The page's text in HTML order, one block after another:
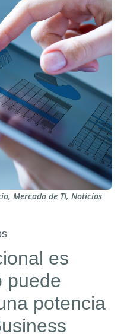
, Mercado de TI, Noticias
es
puede
potencia